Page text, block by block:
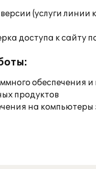
(услуги
доступа к сайту
обеспечения
продуктов
на компьютеры